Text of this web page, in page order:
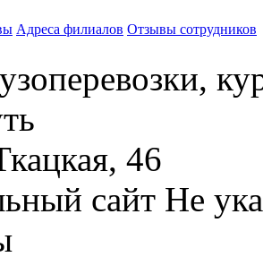
Адреса филиалов Отзывы сотрудников
46
сайт Не